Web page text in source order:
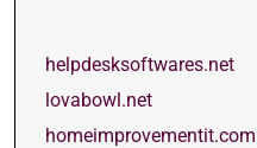
helpdesksoftwares.net
lovabowl.net
homeimprovementit.com